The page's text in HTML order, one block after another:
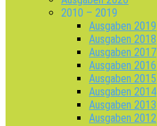
2010 – 2019
Ausgaben 2019
Ausgaben 2018
Ausgaben 2017
Ausgaben 2016
Ausgaben 2015
Ausgaben 2014
Ausgaben 2013
Ausgaben 2012